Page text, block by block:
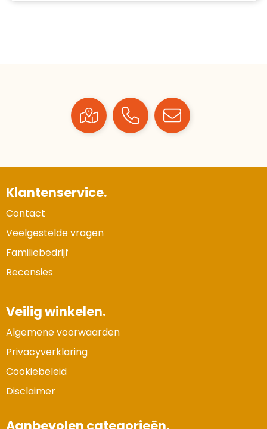
Klantenservice.
Contact
Veelgestelde vragen
Familiebedrijf
Recensies
Veilig winkelen.
Algemene voorwaarden
Privacyverklaring
Cookiebeleid
Disclaimer